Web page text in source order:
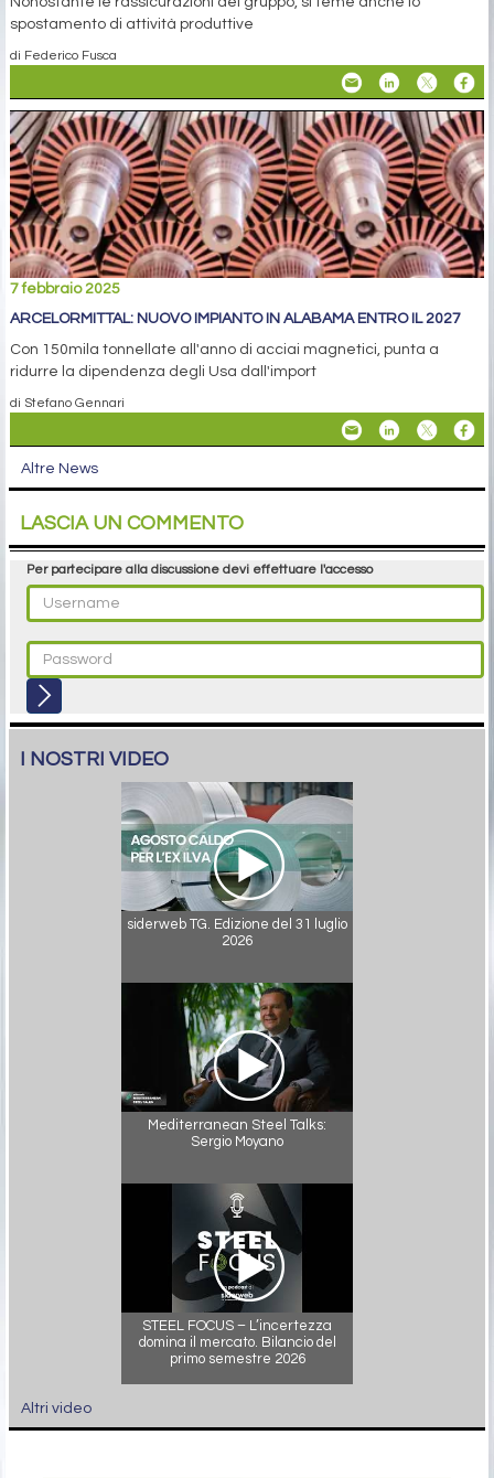
spostamento di attività produttive
di Federico Fusca
7 febbraio 2025
ARCELORMITTAL: NUOVO IMPIANTO IN ALABAMA ENTRO IL 2027
Con 150mila tonnellate all'anno di acciai magnetici, punta a
ridurre la dipendenza degli Usa dall'import
di Stefano Gennari
Altre News
LASCIA UN COMMENTO
Per partecipare alla discussione devi effettuare l'accesso
I NOSTRI VIDEO
siderweb TG. Edizione del 31 luglio
2026
Mediterranean Steel Talks:
Sergio Moyano
STEEL FOCUS – L’incertezza
domina il mercato. Bilancio del
primo semestre 2026
Altri video